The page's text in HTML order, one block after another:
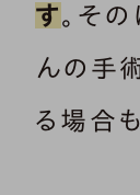
す。そ
んの手
る場合